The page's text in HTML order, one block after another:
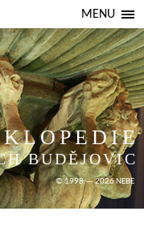
MENU
BUDĚJOVIC
© 1998 — 2026 NEBE